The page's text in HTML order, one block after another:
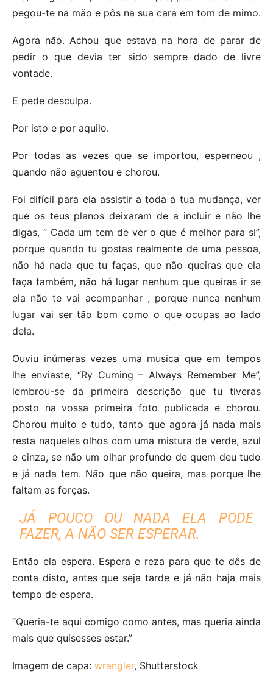
pegou-te na mão e pôs na sua cara em tom de mimo.
Agora não. Achou que estava na hora de parar de
pedir o que devia ter sido sempre dado de livre
vontade.
E pede desculpa.
Por isto e por aquilo.
Por todas as vezes que se importou, esperneou ,
quando não aguentou e chorou.
Foi difícil para ela assistir a toda a tua mudança, ver
que os teus planos deixaram de a incluir e não lhe
digas, “ Cada um tem de ver o que é melhor para si”,
porque quando tu gostas realmente de uma pessoa,
não há nada que tu faças, que não queiras que ela
faça também, não há lugar nenhum que queiras ir se
ela não te vai acompanhar , porque nunca nenhum
lugar vai ser tão bom como o que ocupas ao lado
dela.
Ouviu inúmeras vezes uma musica que em tempos
lhe enviaste, “Ry Cuming – Always Remember Me”,
lembrou-se da primeira descrição que tu tiveras
posto na vossa primeira foto publicada e chorou.
Chorou muito e tudo, tanto que agora já nada mais
resta naqueles olhos com uma mistura de verde, azul
e cinza, se não um olhar profundo de quem deu tudo
e já nada tem. Não que não queira, mas porque lhe
faltam as forças.
JÁ POUCO OU NADA ELA PODE
FAZER, A NÃO SER ESPERAR.
Então ela espera. Espera e reza para que te dês de
conta disto, antes que seja tarde e já não haja mais
tempo de espera.
“Queria-te aqui comigo como antes, mas queria ainda
mais que quisesses estar.”
Imagem de capa: wrangler, Shutterstock